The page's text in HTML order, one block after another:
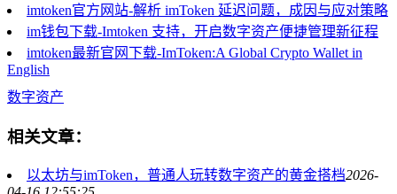
imtoken官方网站-解析 imToken 延迟问题，成因与应对策略
im钱包下载-Imtoken 支持，开启数字资产便捷管理新征程
imtoken最新官网下载-ImToken:A Global Crypto Wallet in
English
数字资产
相关文章：
以太坊与imToken，普通人玩转数字资产的黄金搭档2026-